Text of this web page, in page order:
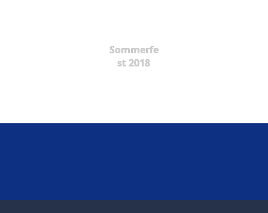
Sommerfe
st 2018